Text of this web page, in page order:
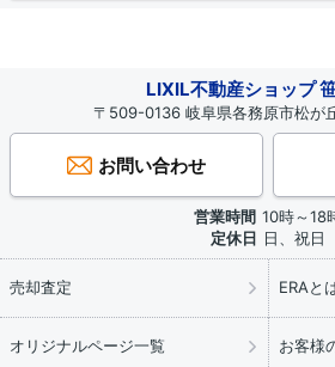
LIXIL不動産ショップ
〒509-0136 岐阜県各務原市松が
お問い合わせ
営業時間 10時～18
定休日 日、祝日
売却査定 ERAと
オリジナルページ一覧 お客様